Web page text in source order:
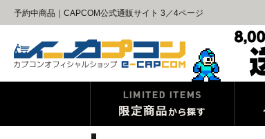
予約中商品｜CAPCOM公式通販サイト 3／4ページ